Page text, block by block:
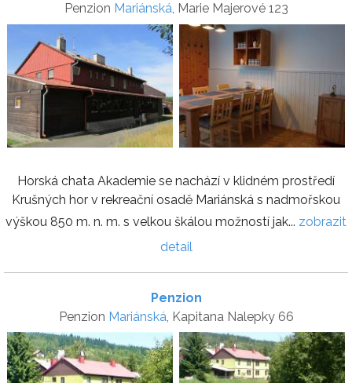
Penzion Mariánská, Marie Majerové 123
Horská chata Akademie se nachází v klidném prostředí
Krušných hor v rekreační osadě Mariánská s nadmořskou
výškou 850 m. n. m. s velkou škálou možností jak... zobrazit
detail
Penzion
Penzion Mariánská , Kapitana Nalepky 66